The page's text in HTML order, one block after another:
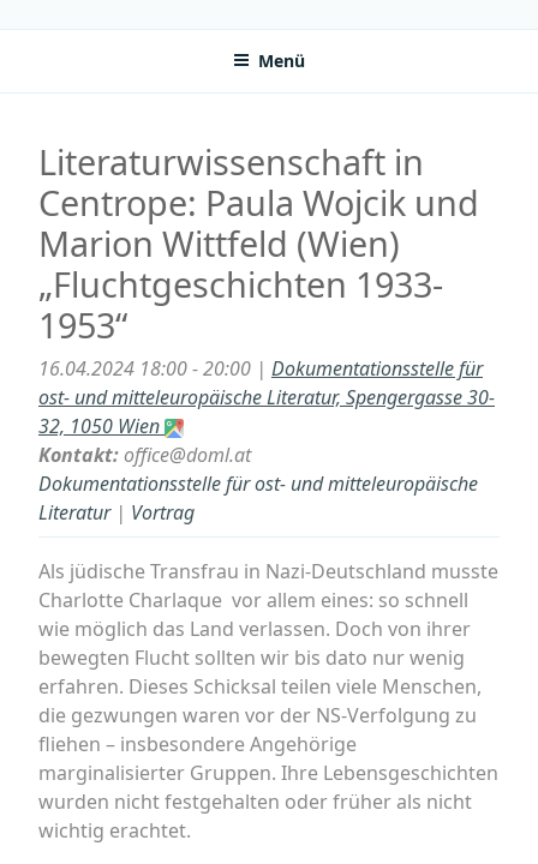
VWGÖ
Menü
Literaturwissenschaft in
Centrope: Paula Wojcik und
Marion Wittfeld (Wien)
„Fluchtgeschichten 1933-
1953“
16.04.2024 18:00 - 20:00 | Dokumentationsstelle für
ost- und mitteleuropäische Literatur, Spengergasse 30-
32, 1050 Wien
Kontakt:office@doml.at
Dokumentationsstelle für ost- und mitteleuropäische
Literatur| Vortrag
Als jüdische Transfrau in Nazi-Deutschland musste
Charlotte Charlaque vor allem eines: so schnell
wie möglich das Land verlassen. Doch von ihrer
bewegten Flucht sollten wir bis dato nur wenig
erfahren. Dieses Schicksal teilen viele Menschen,
die gezwungen waren vor der NS-Verfolgung zu
fliehen – insbesondere Angehörige
marginalisierter Gruppen. Ihre Lebensgeschichten
wurden nicht festgehalten oder früher als nicht
wichtig erachtet.